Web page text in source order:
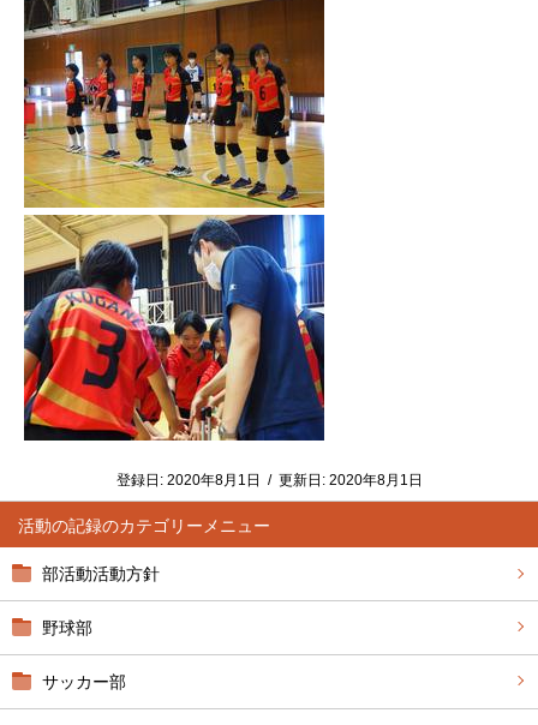
活動の記録
部活動活動方針
野球部
サッカー部
登録日: 2020年8月1日 / 更新日: 2020年8月1日